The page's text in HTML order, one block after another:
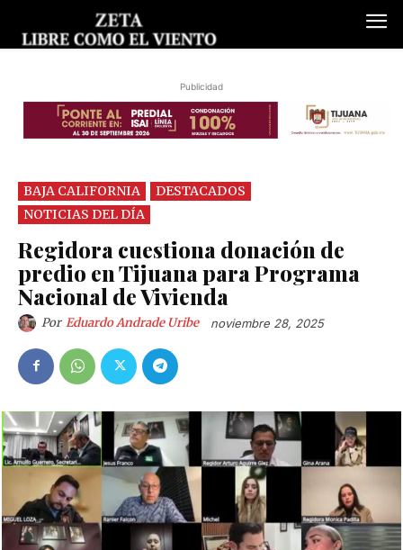
Publicidad
BAJA CALIFORNIA
DESTACADOS
NOTICIAS DEL DÍA
Regidora cuestiona donación de
predio en Tijuana para Programa
Nacional de Vivienda
Por Eduardo Andrade Uribe noviembre 28, 2025